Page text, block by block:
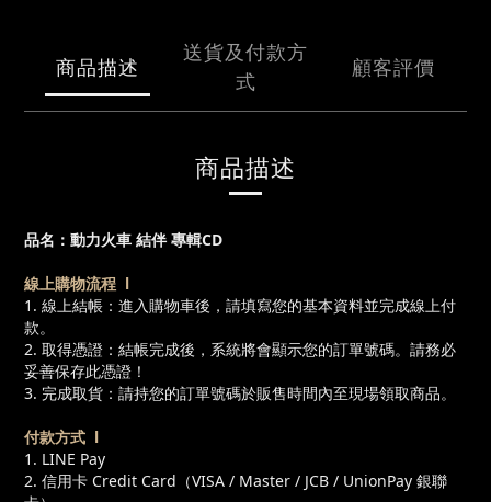
商品描述
送貨及付款方
式
顧客評價
商品描述
品名： 動力火車 結伴 專輯CD
線上購物流程 l
1. 線上結帳：進入購物車後，請填寫您的基本資料並完成線上付
款。
2. 取得憑證：結帳完成後，系統將會顯示您的訂單號碼。請務必
妥善保存此憑證！
3. 完成取貨：請持您的訂單號碼於販售時間內至現場領取商品。
付款方式 l
1. LINE Pay
2. 信用卡 Credit Card（VISA / Master / JCB / UnionPay 銀聯